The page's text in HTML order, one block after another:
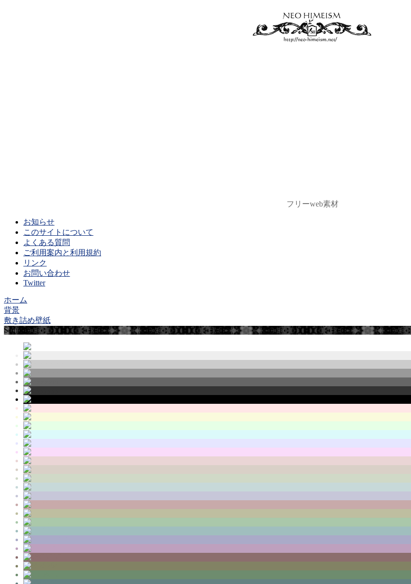
フリーweb素材
お知らせ
このサイトについて
よくある質問
ご利用案内と利用規約
リンク
お問い合わせ
Twitter
ホーム
背景
敷き詰め壁紙
Sample